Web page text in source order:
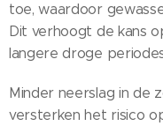
toe, waardoor
Dit verhoogt de kans
langere droge
Minder neerslag in de
versterken het risico